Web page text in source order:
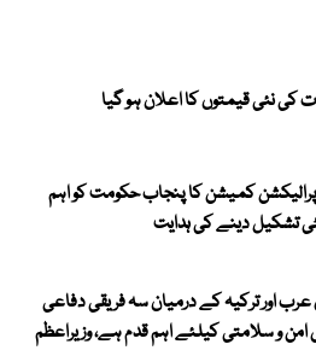
کی نئی قیمتوں کا اعلان ہو گیا
پرالیکشن کمیشن کا پنجاب حکومت کو اہم
تشکیل دینے کی ہدایت
اور ترکیہ کے درمیان سہ فریقی دفاعی
و سلامتی کیلئے اہم قدم ہے، وزیراعظم